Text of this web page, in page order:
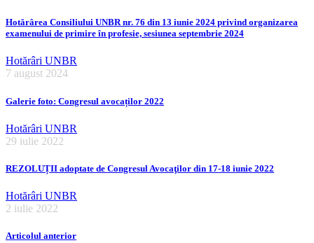
Hotărârea Consiliului UNBR nr. 76 din 13 iunie 2024 privind organizarea
examenului de primire în profesie, sesiunea septembrie 2024
Hotărâri UNBR
7 august 2024
Galerie foto: Congresul avocaților 2022
Hotărâri UNBR
29 iulie 2022
REZOLUȚII adoptate de Congresul Avocaţilor din 17-18 iunie 2022
Hotărâri UNBR
2 iulie 2022
Articolul anterior